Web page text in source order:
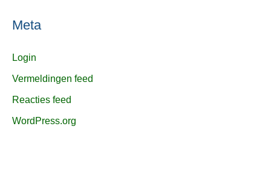
Meta
Login
Vermeldingen feed
Reacties feed
WordPress.org